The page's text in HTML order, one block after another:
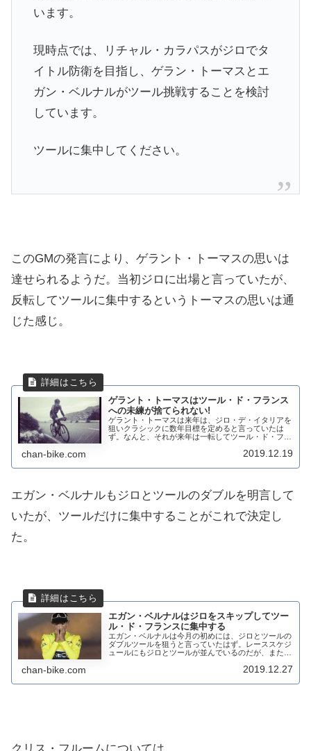
います。
現時点では、リチャル・カラパスがジロでタ
イトル防衛を目指し、ゲラン・トーマスとエ
ガン・ベルナルがツール挑戦することを検討
しています。
ツールに集中してください。
このGMの発言により、ゲラント・トーマスの思いは
達せられるようだ。当初ジロに出場と言っていたが、
反転してツールに集中するというトーマスの思いは通
じた感じ。
ゲラント・トーマスはツール・ド・フランス
への未練が捨てられない!
ゲラント・トーマスは来年は、ジロ・デ・イタリアを
狙いクラシックに数年目標を定めると言っていたは
ず。なんと、それが来年は一転してツール・ド・フラ
のリーダーだと100%の気持ちになれないと言うの
chan-bike.com 2019.12.19
エガン・ベルナルもジロとツールのダブルを明言して
いたが、ツールだけに集中することがこれで決定し
た。
エガン・ベルナルはジロをスキップしてツー
ル・ド・フランスに集中する
エガン・ベルナルは今月の初めには、ジロとツールの
ダブルツールを狙うと言っていたはず。レーススケジ
ュールにもジロとツールが並んでいるのだが、またも
chan-bike.com 2019.12.27
クリス・フルームについては、